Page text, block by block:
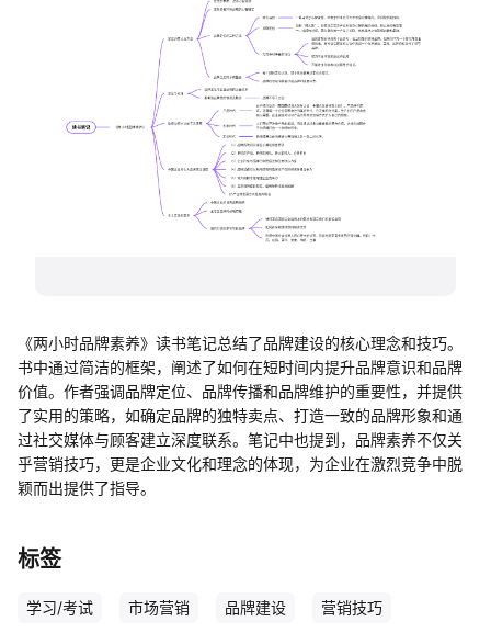
知识分享社区
《两小时品牌素养》读书笔记总结了品牌建设的核心理念和技巧。
书中通过简洁的框架，阐述了如何在短时间内提升品牌意识和品牌
价值。作者强调品牌定位、品牌传播和品牌维护的重要性，并提供
了实用的策略，如确定品牌的独特卖点、打造一致的品牌形象和通
过社交媒体与顾客建立深度联系。笔记中也提到，品牌素养不仅关
乎营销技巧，更是企业文化和理念的体现，为企业在激烈竞争中脱
颖而出提供了指导。
标签
学习/考试 市场营销 品牌建设 营销技巧